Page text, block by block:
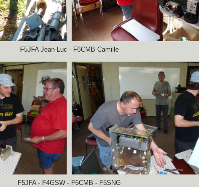
F5JFA Jean-Luc - F6CMB Camille
F5JFA - F4GSW - F6CMB - F5SNG